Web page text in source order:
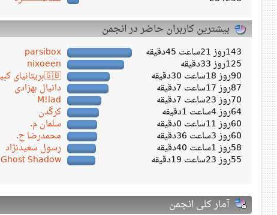
بیشترین کاربران حاضر در انجمن
parsibox 143روز 21ساعت 45دقیقه
nixoeen 125روز 33دقیقه
🇬🇧بریتانیای کبیر🇬🇧 90روز 18ساعت 30دقیقه
دانیال بهزادی 87روز 17ساعت 7دقیقه
M!lad 70روز 23ساعت 7دقیقه
کرگدن 64روز 4ساعت 1دقیقه
سلمان م. 60روز 11ساعت 0دقیقه
محمدرضا ح. 60روز 3ساعت 36دقیقه
رسول سعیدنژاد 58روز 1ساعت 40دقیقه
Ghost Shadow 55روز 23ساعت 19دقیقه
آمار کلی انجمن